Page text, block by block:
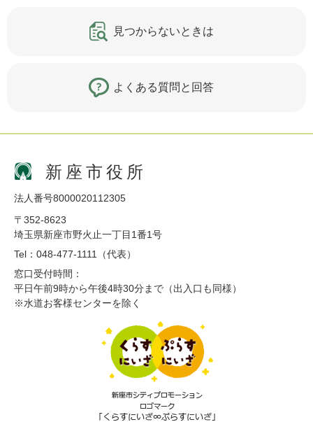
見つからないときは
よくある質問と回答
新座市役所
法人番号8000020112305
〒352-8623
埼玉県新座市野火止一丁目1番1号
Tel：048-477-1111（代表）
窓口受付時間：
平日午前9時から午後4時30分まで（出入口も同様）
※水道お客様センターを除く